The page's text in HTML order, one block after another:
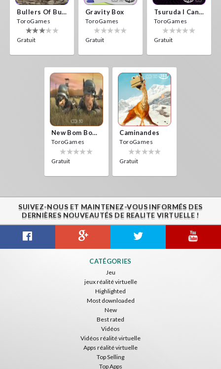
Bullers Of Buchan Aberdeen
ToroGames
Gratuit
Gravity Box
ToroGames
Gratuit
Tsuruda I Can Get Really Crazy
ToroGames
Gratuit
New Bom Bom Vr SBS 2020
ToroGames
Gratuit
Caminandes
ToroGames
Gratuit
SUIVEZ-NOUS ET MAINTENEZ-VOUS INFORMÉS DES
DERNIÈRES NOUVEAUTÉS DE REALITE VIRTUELLE !
CATÉGORIES
Jeu
jeux réalité virtuelle
Highlighted
Most downloaded
New
Best rated
Vidéos
Vidéos réalité virtuelle
Apps réalité virtuelle
Top Selling
Top Apps